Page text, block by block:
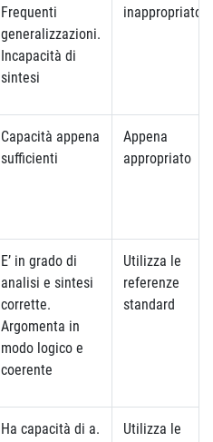
Frequenti
generalizzazioni.
Incapacità di
sintesi
inappropriato
Capacità appena
sufficienti
Appena
appropriato
E’ in grado di
analisi e sintesi
corrette.
Argomenta in
modo logico e
coerente
Utilizza le
referenze
standard
Ha capacità di a. Utilizza le